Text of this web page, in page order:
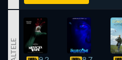
ALTELE